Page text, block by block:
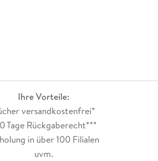
Ihre Vorteile:
versandkostenfrei*
Tage Rückgaberecht***
in über 100 Filialen
uvm.